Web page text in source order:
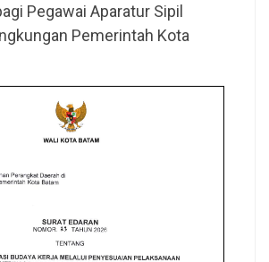
Pegawai Aparatur Sipil
Pemerintah Kota